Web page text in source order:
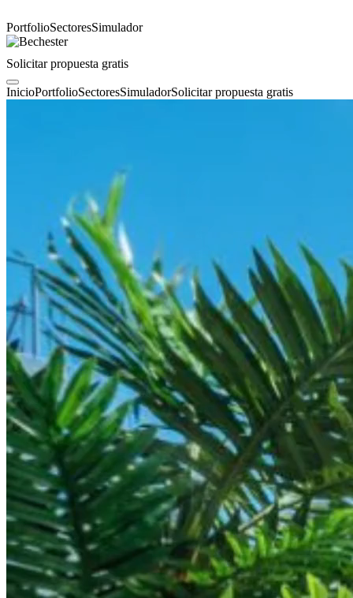
PortfolioSectoresSimulador
Solicitar propuesta gratis
InicioPortfolioSectoresSimuladorSolicitar propuesta gratis